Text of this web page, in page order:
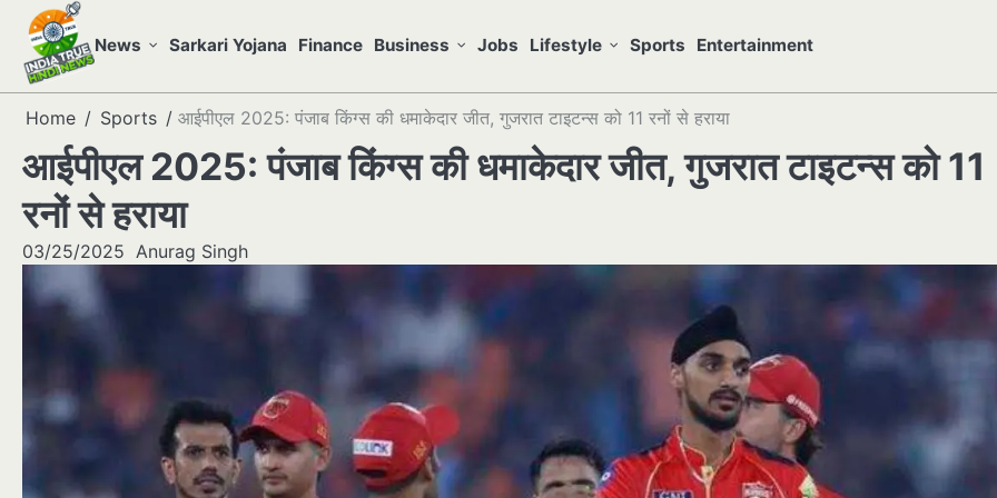
Skip
content
News Sarkari Yojana Finance Business Jobs Lifestyle Sports Entertainment
Home
Sports आईपीएल 2025: पंजाब किंग्स की धमाकेदार जीत, गुजरात टाइटन्स को 11 रनों से हराया
आईपीएल 2025: पंजाब किंग्स की धमाकेदार जीत, गुजरात टाइटन्स को 11
रनों से हराया
03/25/2025 Anurag Singh